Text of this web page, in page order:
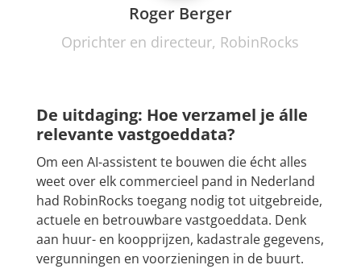
Roger Berger
Oprichter en directeur, RobinRocks
De uitdaging: Hoe verzamel je álle
relevante vastgoeddata?
Om een AI-assistent te bouwen die écht alles
weet over elk commercieel pand in Nederland
had RobinRocks toegang nodig tot uitgebreide,
actuele en betrouwbare vastgoeddata. Denk
aan huur- en koopprijzen, kadastrale gegevens,
vergunningen en voorzieningen in de buurt.